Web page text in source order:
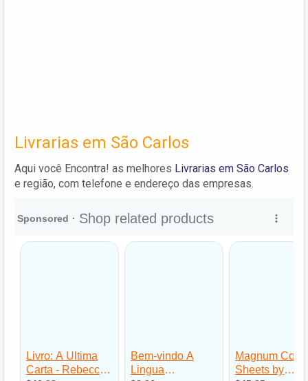
Livrarias em São Carlos
Aqui você Encontra! as melhores Livrarias em São Carlos
e região, com telefone e endereço das empresas.